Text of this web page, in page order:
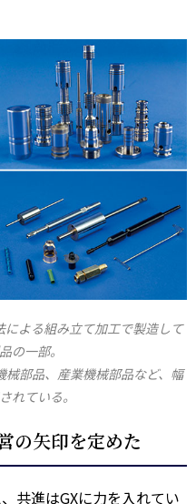
よる組み立て加工で製造して
の一部。
部品、産業機械部品など、幅
れている。
の矢印を定めた
共進はGXに力を入れてい